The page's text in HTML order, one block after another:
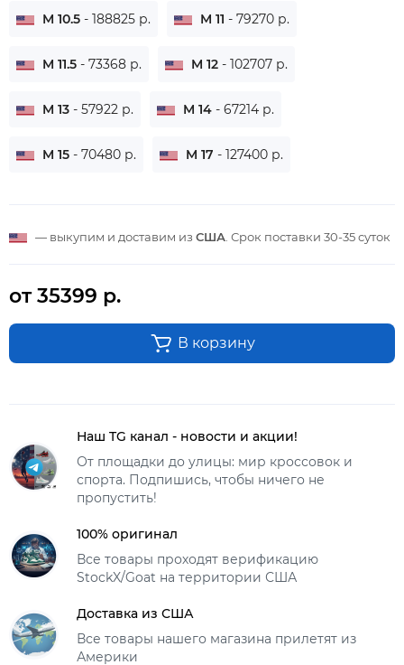
M 10.5 - 188825 р. M 11 - 79270 р.
M 11.5 - 73368 р. M 12 - 102707 р.
M 13 - 57922 р. M 14 - 67214 р.
M 15 - 70480 р. M 17 - 127400 р.
— выкупим и доставим из США . Срок поставки 30-35 суток
от 35399 р.
В корзину
Наш TG канал - новости и акции!
От площадки до улицы: мир кроссовок и
спорта. Подпишись, чтобы ничего не
пропустить!
100% оригинал
Все товары проходят верификацию
StockX/Goat на территории США
Доставка из США
Все товары нашего магазина прилетят из
Америки